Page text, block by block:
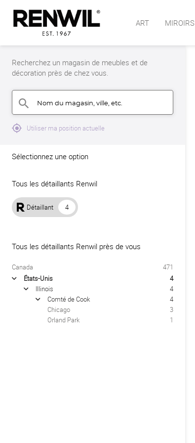
ART MIROIRS
Recherchez un magasin de meubles et de
décoration près de chez vous.
search Nom du magasin, ville, etc.
mylocation Utiliser ma position actuelle
Sélectionnez une option
Tous les détaillants Renwil
4
Détaillant
Tous les détaillants Renwil près de vous
Canada 471
arrow États-Unis 4
arrow Illinois 4
arrow Comté de Cook
4
Chicago
3
Orland Park
1